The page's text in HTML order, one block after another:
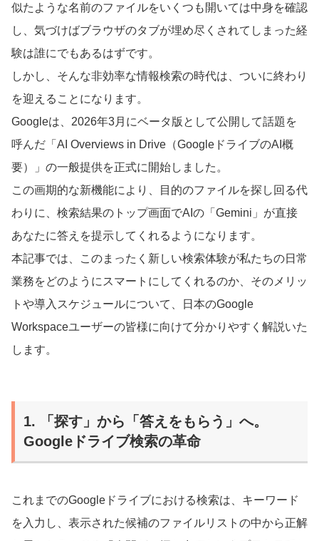
似たような名前のファイルをいくつも開いては中身を確認
し、気づけばブラウザのタブが埋め尽くされてしまった経
験は誰にでもあるはずです。
しかし、そんな非効率な情報検索の時代は、ついに終わり
を迎えることになります。
Googleは、2026年3月にベータ版として公開して話題を
呼んだ「AI Overviews in Drive（GoogleドライブのAI概
要）」の一般提供を正式に開始しました。
この画期的な新機能により、目的のファイルを探し回る代
わりに、検索結果のトップ画面でAIの「Gemini」が直接
あなたに答えを提示してくれるようになります。
本記事では、このまったく新しい検索体験が私たちの日常
業務をどのようにスマートにしてくれるのか、そのメリッ
トや導入スケジュールについて、日本のGoogle
Workspaceユーザーの皆様に向けて分かりやすく解説いた
します。
1. 「探す」から「答えをもらう」へ。
Googleドライブ検索の革命
これまでのGoogleドライブにおける検索は、キーワード
を入力し、表示された候補のファイルリストの中から正解